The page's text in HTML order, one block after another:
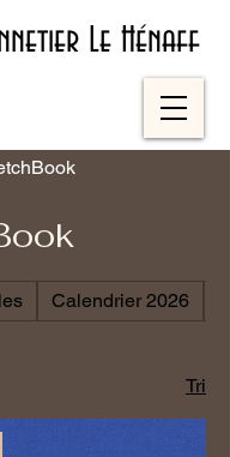
Le Hénaff
Calendrier 2026
Tri